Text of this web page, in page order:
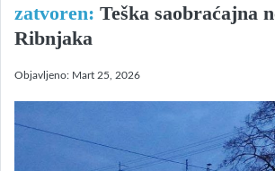
zatvoren: Teška saobraćajna
Ribnjaka
Objavljeno: Mart 25, 2026